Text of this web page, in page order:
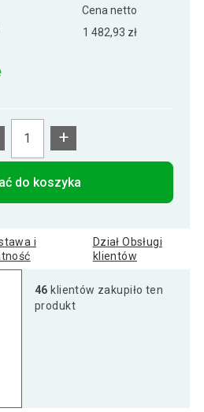
Cena netto
1 482,93 zł
+
do koszyka
i
Dział Obsługi
klientów
46 klientów zakupiło ten
produkt